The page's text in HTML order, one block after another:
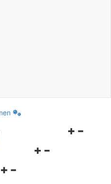
Navigationsmenü
Navigationsmenü